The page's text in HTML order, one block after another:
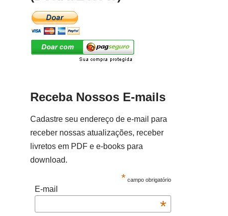
Receba Nossos E-mails
Cadastre seu endereço de e-mail para
receber nossas atualizações, receber
livretos em PDF e e-books para
download.
* campo obrigatório
E-mail
*